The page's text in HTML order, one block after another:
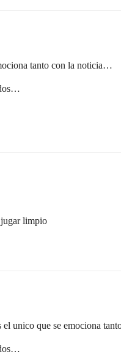
tanto con la noticia…
jugar limpio
unico que se emociona